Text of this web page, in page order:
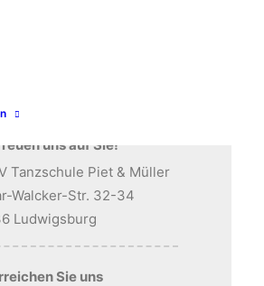
Fox, Salsa, Tango Argentino auf
uns auf Sie!
Tanzschule Piet & Müller
Walcker-Str. 32-34
Ludwigsburg
Sie uns